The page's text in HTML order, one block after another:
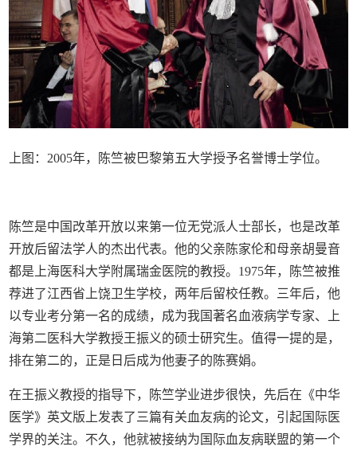
上图：2005年，陈竺被巴黎第五大学授予名誉博士学位。
陈竺是中国改革开放以来第一位无党派人士部长，也是改革
开放后留法学人的杰出代表。他的父亲陈家伦和母亲胡曼音
都是上海医科大学附属瑞金医院的教授。1975年，陈竺被推
荐进了江西省上饶卫生学校，两年后留校任教。三年后，他
以专业考分第一名的成绩，成为我国著名血液病学专家、上
海第二医科大学教授王振义的硕士研究生。值得一提的是，
排在第二的，正是日后成为他妻子的陈赛娟。
在王振义教授的指导下，陈竺学业进步很快，先后在《中华
医学》英文版上发表了三篇有关血友病的论文，引起国际医
学界的关注。不久，他就被接纳为国际血友病联盟的第一个